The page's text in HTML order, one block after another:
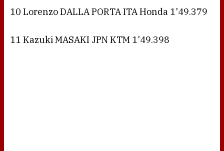
10 Lorenzo DALLA PORTA ITA Honda 1'49.379
11 Kazuki MASAKI JPN KTM 1'49.398